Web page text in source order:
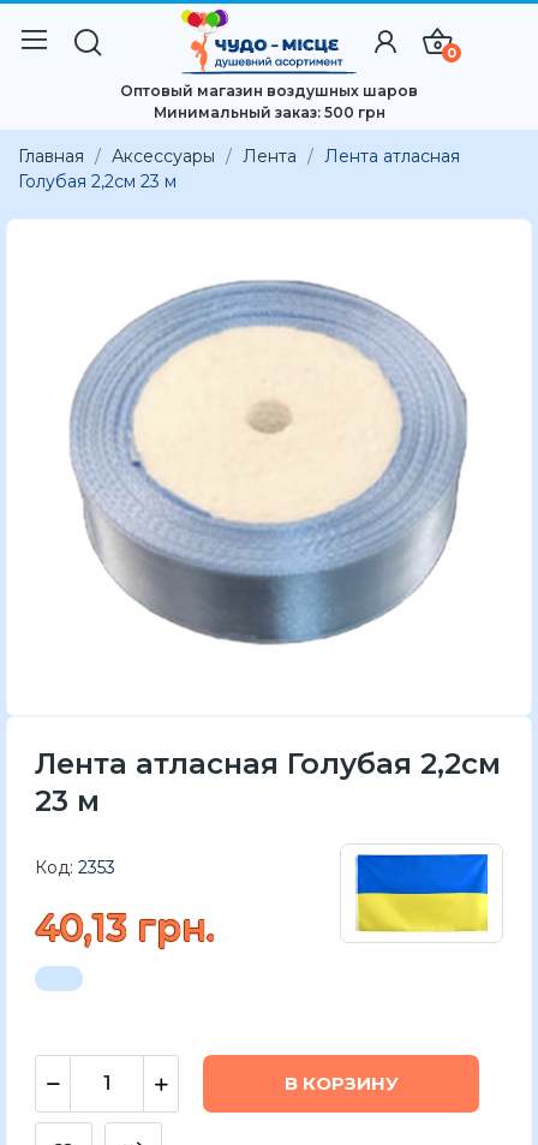
0
Оптовый магазин воздушных шаров
Минимальный заказ: 500 грн
Главная Аксессуары Лента
Лента атласная
Голубая 2,2см 23 м
Лента атласная Голубая 2,2см
23 м
Код: 2353
40,13 грн.
В КОРЗИНУ